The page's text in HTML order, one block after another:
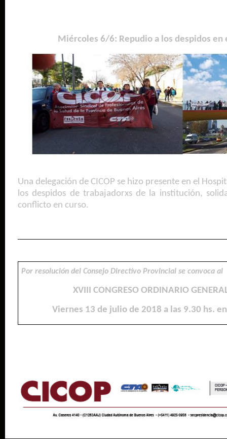
Miércoles 6/6: Repudio a los despidos en
Una delegación de CICOP se hizo presente en el
los despidos de trabajadorxs de la institución,
conflicto en curso.
Por resolución del Consejo Directivo Provincial se convoca al
XVIII CONGRESO ORDINARIO
Viernes 13 de julio de 2018 a las 9.30 hs.